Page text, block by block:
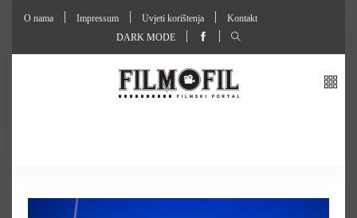
O nama Impressum Uvjeti korištenja
Kontakt
DARK MODE